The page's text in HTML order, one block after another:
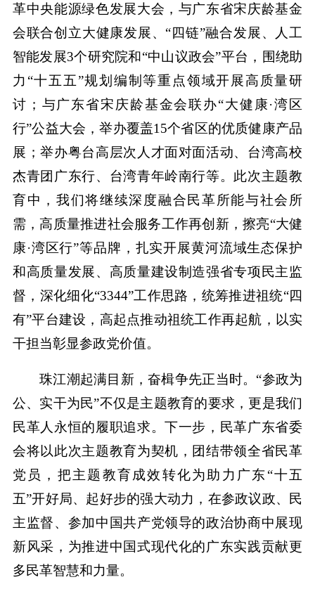
革中央能源绿色发展大会，与广东省宋庆龄基金
会联合创立大健康发展、“四链”融合发展、人工
智能发展3个研究院和“中山议政会”平台，围绕助
力“十五五”规划编制等重点领域开展高质量研
讨；与广东省宋庆龄基金会联办“大健康·湾区
行”公益大会，举办覆盖15个省区的优质健康产品
展；举办粤台高层次人才面对面活动、台湾高校
杰青团广东行、台湾青年岭南行等。此次主题教
育中，我们将继续深度融合民革所能与社会所
需，高质量推进社会服务工作再创新，擦亮“大健
康·湾区行”等品牌，扎实开展黄河流域生态保护
和高质量发展、高质量建设制造强省专项民主监
督，深化细化“3344”工作思路，统筹推进祖统“四
有”平台建设，高起点推动祖统工作再起航，以实
干担当彰显参政党价值。
珠江潮起满目新，奋楫争先正当时。“参政为
公、实干为民”不仅是主题教育的要求，更是我们
民革人永恒的履职追求。下一步，民革广东省委
会将以此次主题教育为契机，团结带领全省民革
党员，把主题教育成效转化为助力广东“十五
五”开好局、起好步的强大动力，在参政议政、民
主监督、参加中国共产党领导的政治协商中展现
新风采，为推进中国式现代化的广东实践贡献更
多民革智慧和力量。